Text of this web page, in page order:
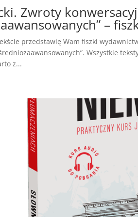
Zwroty
–
przedstawię Wam fiszki
Wszystkie
z...